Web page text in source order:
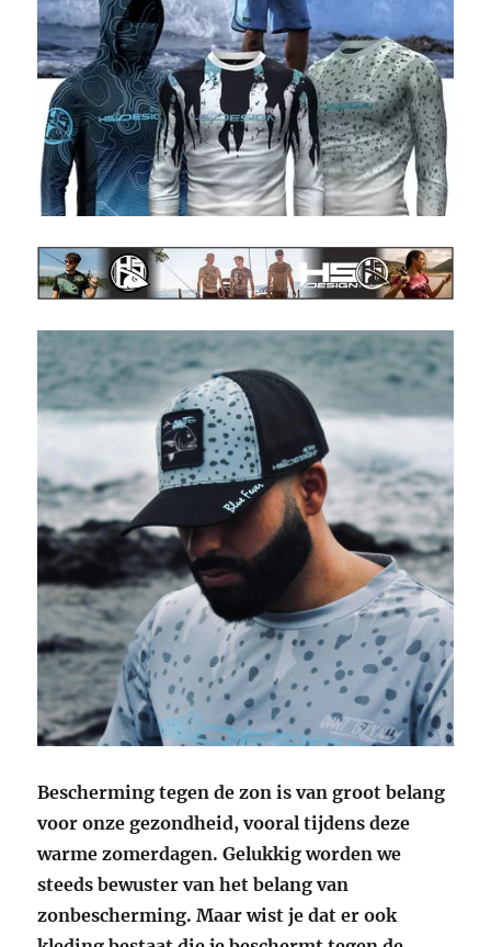
Bescherming tegen de zon is van groot belang
voor onze gezondheid, vooral tijdens deze
warme zomerdagen. Gelukkig worden we
steeds bewuster van het belang van
zonbescherming. Maar wist je dat er ook